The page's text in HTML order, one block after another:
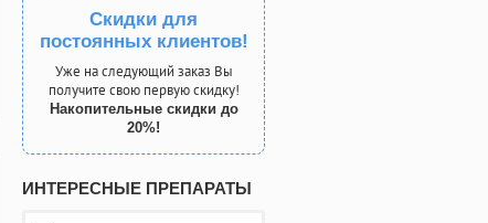
Скидки для
постоянных клиентов!
Уже на следующий заказ Вы
получите свою первую скидку!
Накопительные скидки до
20%!
ИНТЕРЕСНЫЕ ПРЕПАРАТЫ